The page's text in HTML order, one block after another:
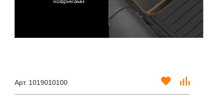
Арт. 1019010100